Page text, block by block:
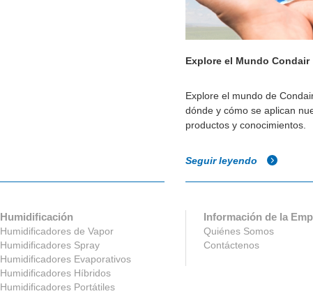
Explore el Mundo Condair
Explore el mundo de
dónde y cómo se aplican
productos y conocimientos.
Seguir leyendo
Humidificación
Humidificadores de Vapor
Humidificadores Spray
Humidificadores Evaporativos
Humidificadores Híbridos
Humidificadores Portátiles
Información de la
Quiénes Somos
Contáctenos